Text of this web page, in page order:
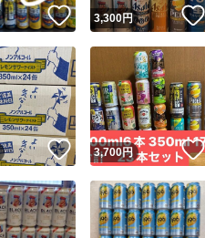
いいね！
3,300円
いいね！
3,700円